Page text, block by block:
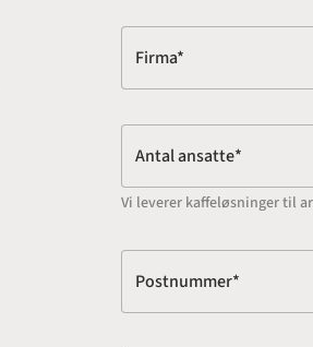
Firma*
Antal ansatte*
Vi leverer kaffeløsninger til
Postnummer*